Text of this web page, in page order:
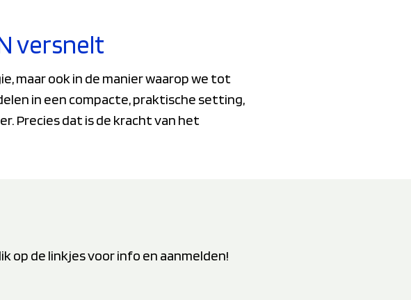
versnelt
maar ook in de manier waarop we tot
in een compacte, praktische setting,
Precies dat is de kracht van het
op de linkjes voor info en aanmelden!